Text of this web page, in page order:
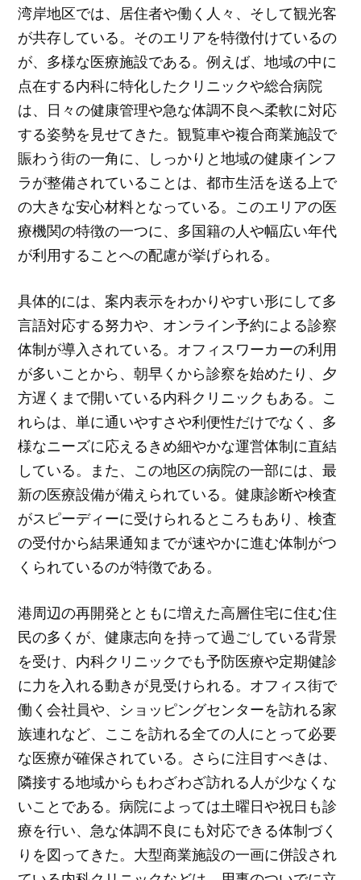
湾岸地区では、居住者や働く人々、そして観光客
が共存している。 そのエリアを特徴付けているの
が、多様な医療施設である。例えば、地域の中に
点在する内科に特化したクリニックや総合病院
は、日々の健康管理や急な体調不良へ柔軟に対応
する姿勢を見せてきた。観覧車や複合商業施設で
賑わう街の一角に、しっかりと地域の健康インフ
ラが整備されていることは、都市生活を送る上で
の大きな安心材料となっている。このエリアの医
療機関の特徴の一つに、多国籍の人や幅広い年代
が利用することへの配慮が挙げられる。
具体的には、案内表示をわかりやすい形にして多
言語対応する努力や、オンライン予約による診察
体制が導入されている。オフィスワーカーの利用
が多いことから、朝早くから診察を始めたり、夕
方遅くまで開いている内科クリニックもある。こ
れらは、単に通いやすさや利便性だけでなく、多
様なニーズに応えるきめ細やかな運営体制に直結
している。また、この地区の病院の一部には、最
新の医療設備が備えられている。健康診断や検査
がスピーディーに受けられるところもあり、検査
の受付から結果通知までが速やかに進む体制がつ
くられているのが特徴である。
港周辺の再開発とともに増えた高層住宅に住む住
民の多くが、健康志向を持って過ごしている背景
を受け、内科クリニックでも予防医療や定期健診
に力を入れる動きが見受けられる。オフィス街で
働く会社員や、ショッピングセンターを訪れる家
族連れなど、ここを訪れる全ての人にとって必要
な医療が確保されている。さらに注目すべきは、
隣接する地域からもわざわざ訪れる人が少なくな
いことである。病院によっては土曜日や祝日も診
療を行い、急な体調不良にも対応できる体制づく
りを図ってきた。大型商業施設の一画に併設され